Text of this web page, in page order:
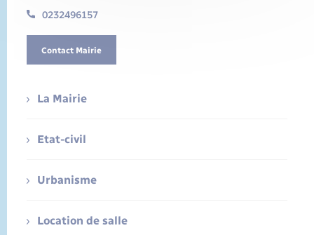
0232496157
Contact Mairie
La Mairie
Etat-civil
Urbanisme
Location de salle